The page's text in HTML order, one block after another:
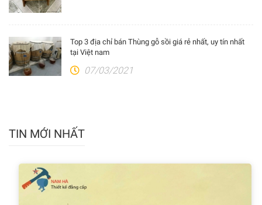
Top 3 địa chỉ bán Thùng gỗ sồi giá rẻ nhất, uy tín nhất
tại Việt nam
07/03/2021
TIN MỚI NHẤT